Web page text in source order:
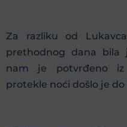
Za razliku od
prethodnog dana bila
nam je potvrđeno iz
protekle noći došlo je